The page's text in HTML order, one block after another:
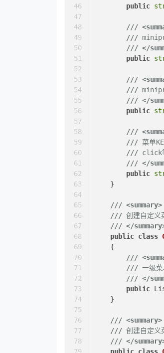
public
///
///
/// </
public
///
///
/// </
public
///
/// 菜单
/// click
/// </
public
    }
/// <summary>
/// 创建自定义
/// </
public class
    {
///
/// 一级
/// </
public
    }
/// <summary>
/// 创建自定义
/// </
public class